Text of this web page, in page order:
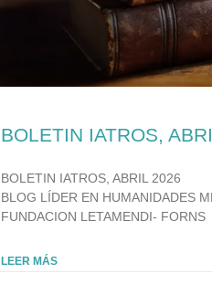
BOLETIN IATROS,
BOLETIN IATROS, ABRIL 2026
BLOG LÍDER EN HUMANIDADES
FUNDACION LETAMENDI- FORNS
LEER MÁS